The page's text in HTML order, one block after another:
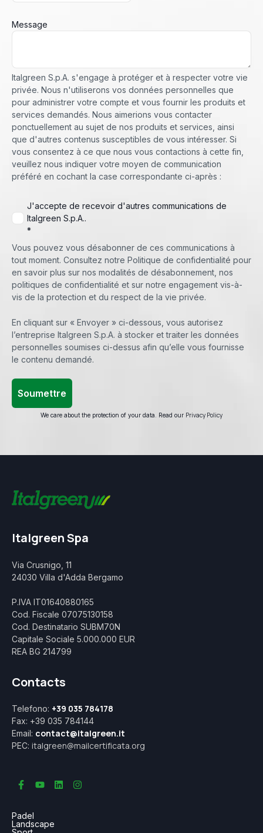
Message
Italgreen S.p.A. s'engage à protéger et à respecter votre vie
privée. Nous n'utiliserons vos données personnelles que
pour administrer votre compte et vous fournir les produits et
services demandés. Nous aimerions vous contacter
ponctuellement au sujet de nos produits et services, ainsi
que d'autres contenus susceptibles de vous intéresser. Si
vous consentez à ce que nous vous contactions à cette fin,
veuillez nous indiquer votre moyen de communication
préféré en cochant la case correspondante ci-après :
J'accepte de recevoir d'autres communications de
Italgreen S.p.A..
*
Vous pouvez vous désabonner de ces communications à
tout moment. Consultez notre Politique de confidentialité pour
en savoir plus sur nos modalités de désabonnement, nos
politiques de confidentialité et sur notre engagement vis-à-
vis de la protection et du respect de la vie privée.
En cliquant sur « Envoyer » ci-dessous, vous autorisez
l’entreprise Italgreen S.p.A. à stocker et traiter les données
personnelles soumises ci-dessus afin qu’elle vous fournisse
le contenu demandé.
We care about the protection of your data. Read our Privacy Policy
Italgreen Spa
Via Crusnigo, 11
24030 Villa d'Adda Bergamo
P.IVA IT01640880165
Cod. Fiscale 07075130158
Cod. Destinatario SUBM70N
Capitale Sociale 5.000.000 EUR
REA BG 214799
Contacts
Telefono: +39 035 784178
Fax: +39 035 784144
Email: contact@italgreen.it
PEC: italgreen@mailcertificata.org
Padel
Landscape